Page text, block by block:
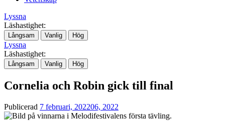
Lyssna
Läshastighet:
Långsam Vanlig Hög
Lyssna
Läshastighet:
Långsam Vanlig Hög
Cornelia och Robin gick till final
Publicerad 7 februari, 202206, 2022